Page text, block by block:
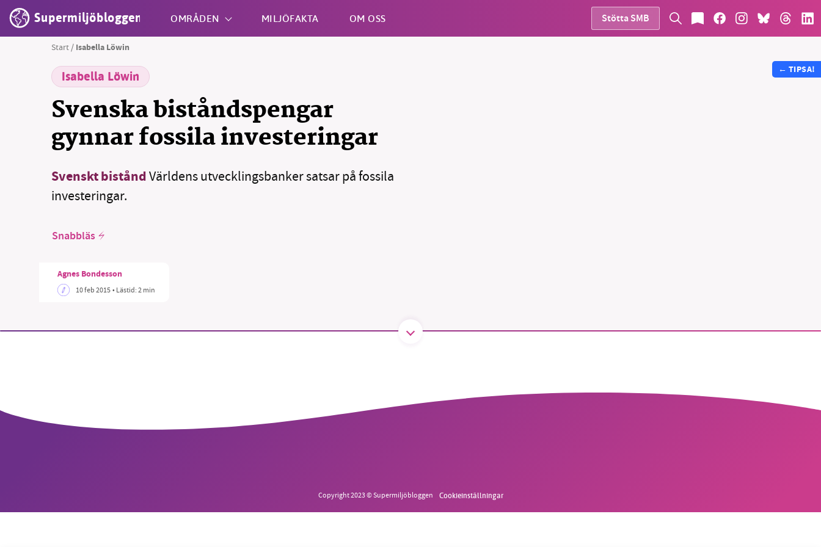
Supermiljöbloggen OMRÅDEN MILJÖFAKTA OM OSS Stötta SMB
Shift + S
Start / Isabella Löwin
Isabella Löwin
Svenska biståndspengar
gynnar fossila investeringar
Svenskt biståndVärldens utvecklingsbanker satsar på fossila
investeringar.
Snabbläs
Agnes Bondesson
10 feb 2015• Lästid:2 min
← TIPSA!
Copyright 2023 © Supermiljöbloggen Cookieinställningar
och vi hoppas att du vill hjälpa oss.